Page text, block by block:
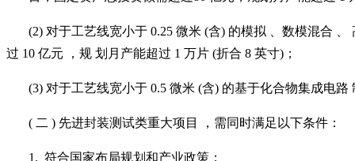
(2) 对于工艺线宽小于 0.25 微米 (含) 的模拟 、数模混合
过 10 亿元 ，规 划月产能超过 1 万片 (折合 8 英寸)；
(3) 对于工艺线宽小于 0.5 微米 (含) 的基于化合物集成电
( 二 ) 先进封装测试类重大项目 ，需同时满足以下条件：
1. 符合国家布局规划和产业政策；